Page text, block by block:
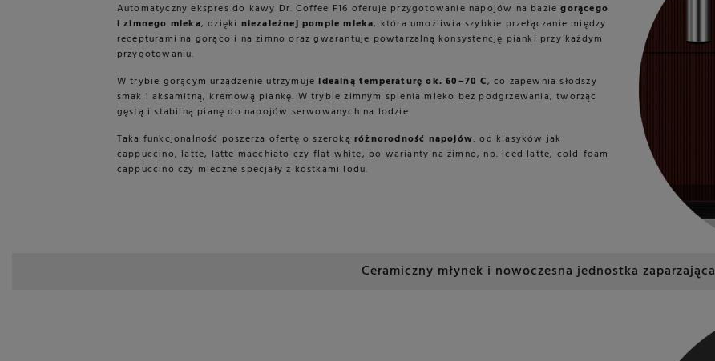
Automatyczny ekspres do kawy Dr. Coffee F16 oferuje przygotowanie napojów na baziegorącego
i zimnego mleka, dzięki niezależnej pompie mleka, która umożliwia szybkie przełączanie między
recepturami na gorąco i na zimno oraz gwarantuje powtarzalną konsystencję pianki przy każdym
przygotowaniu.
W trybie gorącym urządzenie utrzymujeidealną temperaturę ok. 60–70 C, co zapewnia słodszy
smak i aksamitną, kremową piankę. W trybie zimnym spienia mleko bez podgrzewania, tworząc
gęstą i stabilną pianę do napojów serwowanych na lodzie.
Taka funkcjonalność poszerza ofertę o szeroką różnorodność napojów: od klasyków jak
cappuccino, latte, latte macchiato czy flat white, po warianty na zimno, np. iced latte, cold-foam
cappuccino czy mleczne specjały z kostkami lodu.
Ceramiczny młynek i nowoczesna jednostka zaparzająca